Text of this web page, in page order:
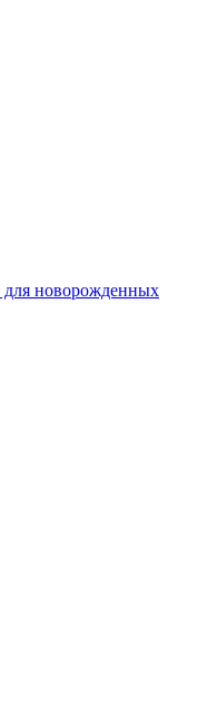
новорожденных